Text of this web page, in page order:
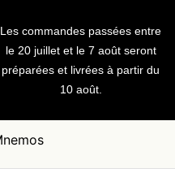
Les commandes passées entre
le 20 juillet et le 7 août seront
préparées et livrées à partir du
10 août.